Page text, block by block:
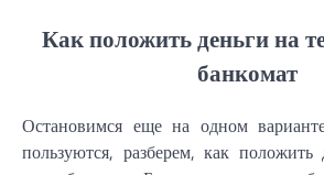
Как положить деньги на
банкомат
Остановимся еще на одном
пользуются, разберем, как